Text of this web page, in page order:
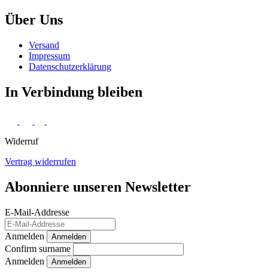
Über Uns
Versand
Impressum
Daten­schutz­erklärung
In Verbindung bleiben
Widerruf
Vertrag widerrufen
Abonniere unseren Newsletter
E-Mail-Addresse
Anmelden Anmelden
Confirm surname
Anmelden